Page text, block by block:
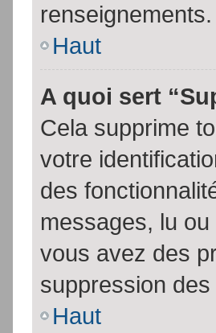
renseignements.
Haut
A quoi sert
Cela supprime
votre
des
messages, lu
vous avez des
suppression
Haut